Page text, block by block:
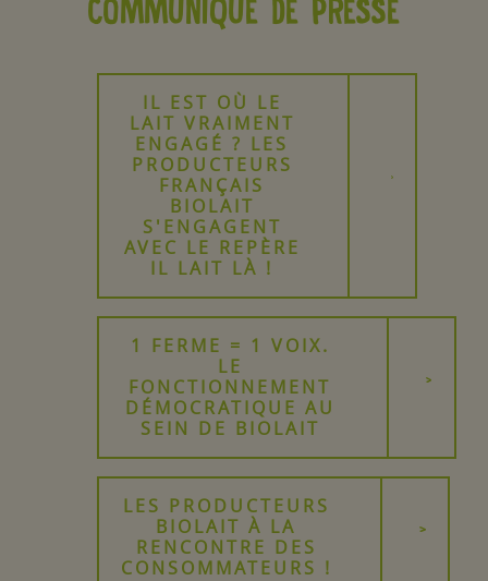
COMMUNIQUÉ DE PRESSE
IL EST OÙ LE
LAIT VRAIMENT
ENGAGÉ ? LES
PRODUCTEURS
FRANÇAIS
BIOLAIT
S'ENGAGENT
AVEC LE REPÈRE
IL LAIT LÀ !
1 FERME = 1 VOIX.
LE
FONCTIONNEMENT
DÉMOCRATIQUE AU
SEIN DE BIOLAIT
LES PRODUCTEURS
BIOLAIT À LA
RENCONTRE DES
CONSOMMATEURS !